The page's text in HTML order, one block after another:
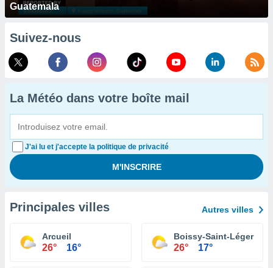
Guatemala
Suivez-nous
La Météo dans votre boîte mail
J'ai lu et j'accepte la politique de privacité
Principales villes Autres villes
Arcueil
26° 16°
Boissy-Saint-Léger
26° 17°